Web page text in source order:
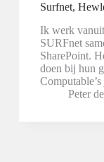
Surfnet,
Ik werk
SURFnet
SharePoint.
doen bij hun
Peter